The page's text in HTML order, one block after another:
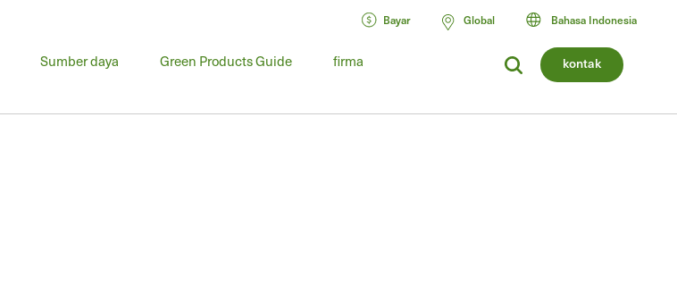
kontak
Sumber daya Green Products Guide firma
Bayar Global Bahasa Indonesia